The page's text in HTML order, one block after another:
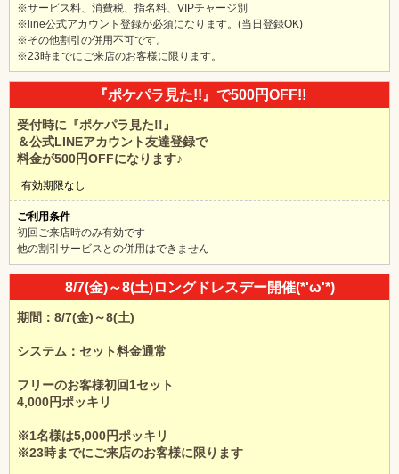
※サービス料、消費税、指名料、VIPチャージ別
※line公式アカウント登録が必須になります。(当日登録OK)
※その他割引の併用不可です。
※23時までにご来店のお客様に限ります。
『ポケパラ見た!!』で500円OFF!!
受付時に『ポケパラ見た!!』
＆公式LINEアカウント友達登録で
料金が500円OFFになります♪
有効期限なし
ご利用条件
初回ご来店時のみ有効です
他の割引サービスとの併用はできません
8/7(金)～8(土)ロングドレスデー開催(*'ω'*)
期間：8/7(金)～8(土)
システム：セット料金通常
フリーのお客様初回1セット
4,000円ポッキリ
※1名様は5,000円ポッキリ
※23時までにご来店のお客様に限ります